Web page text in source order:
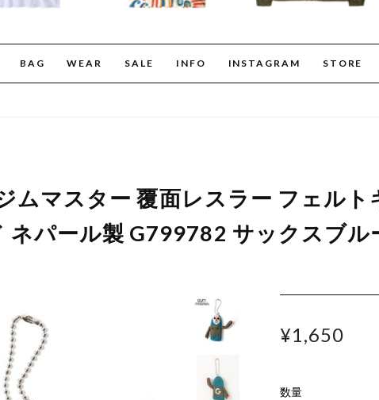
BAG WEAR SALE INFO INSTAGRAM STORE
ムマスター 覆面レスラー フェルト
ネパール製 G799782 サックスブル
¥1,650
数量